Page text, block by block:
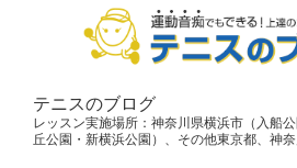
テニスのブログ
レッスン実施場所：神奈川県横浜市（入船
丘公園・新横浜公園）、その他東京都、神